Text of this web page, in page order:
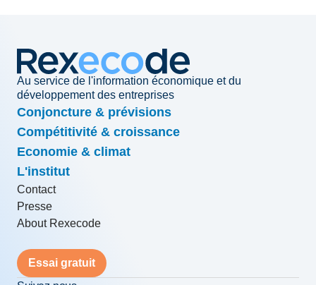
Au service de l'information économique et du
développement des entreprises
Conjoncture & prévisions
Compétitivité & croissance
Economie & climat
L'institut
Contact
Presse
About Rexecode
Essai gratuit